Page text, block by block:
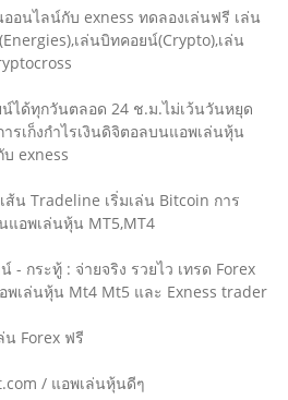
อนไลน์กับ exness ทดลองเล่นฟรี เล่น
เล่นบิทคอยน์(Crypto),เล่น
ได้ทุกวันตลอด 24 ช.ม.ไม่เว้นวันหยุด
ารเก็งกำไรเงินดิจิตอลบนแอพเล่นหุ้น
บ exness
น Tradeline เริ่มเล่น Bitcoin การ
แอพเล่นหุ้น MT5,MT4
- กระทู้ : จ่ายจริง รวยไว เทรด Forex
พเล่นหุ้น Mt4 Mt5 และ Exness trader
น Forex ฟรี
/ แอพเล่นหุ้นดีๆ